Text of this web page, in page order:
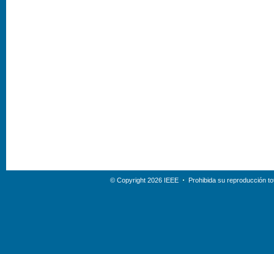
© Copyright 2026 IEEE Prohibida su reproducción